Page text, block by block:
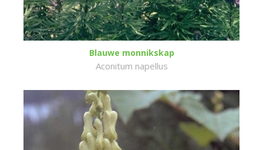
Blauwe monnikskap
Aconitum napellus